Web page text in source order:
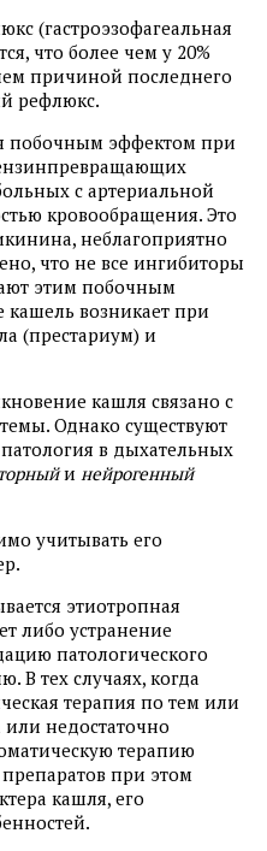
(гастроэзофагеальная
что более чем у 20%
причиной последнего
рефлюкс.
побочным эффектом при
с артериальной
кровообращения. Это
неблагоприятно
что не все ингибиторы
этим побочным
кашель возникает при
(престариум) и
кашля связано с
Однако существуют
в дыхательных
и нейрогенный
учитывать его
этиотропная
либо устранение
патологического
В тех случаях, когда
терапия по тем или
недостаточно
терапию
при этом
кашля, его